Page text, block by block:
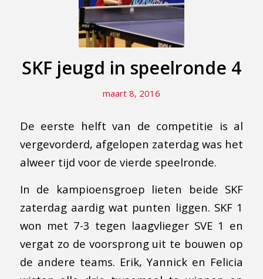
SKF jeugd in speelronde 4
maart 8, 2016
De eerste helft van de competitie is al
vergevorderd, afgelopen zaterdag was het
alweer tijd voor de vierde speelronde.
In de kampioensgroep lieten beide SKF
zaterdag aardig wat punten liggen. SKF 1
won met 7-3 tegen laagvlieger SVE 1 en
vergat zo de voorsprong uit te bouwen op
de andere teams. Erik, Yannick en Felicia